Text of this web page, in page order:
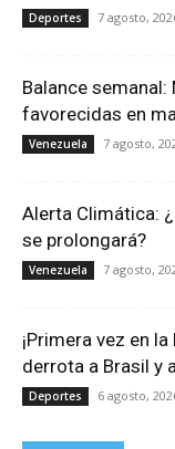
Deportes 7 agosto,
Balance
favorecidas en
Venezuela 7 agosto,
Alerta Climática:
se prolongará?
Venezuela 7 agosto,
¡Primera vez en
derrota a Brasil y
Deportes 6 agosto,